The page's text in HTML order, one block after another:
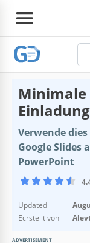
Minimale
Verwende
Google Slides
PowerPoint
Updated
Ecrstellt von
ADVERTISEMENT